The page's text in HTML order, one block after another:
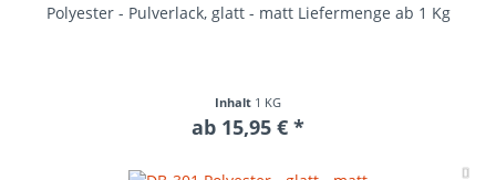
Polyester - Pulverlack, glatt - matt Liefermenge ab 1 Kg
Inhalt 1 KG
ab 15,95 € *